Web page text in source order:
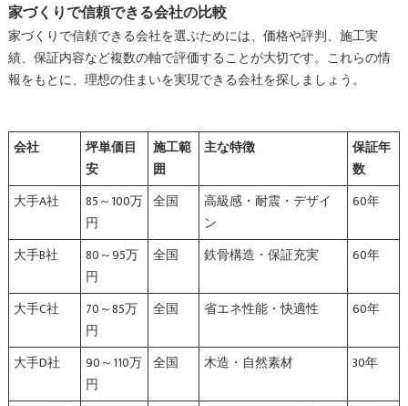
家づくりで信頼できる会社の比較
家づくりで信頼できる会社を選ぶためには、価格や評判、施工実
績、保証内容など複数の軸で評価することが大切です。これらの情
報をもとに、理想の住まいを実現できる会社を探しましょう。
会社
坪単価目
安
施工範
囲
主な特徴
保証年
数
大手A社
85～100万
円
全国
高級感・耐震・デザイ
ン
60年
大手B社
80～95万
円
全国 鉄骨構造・保証充実 60年
大手C社
70～85万
円
全国 省エネ性能・快適性 60年
大手D社
90～110万
円
全国 木造・自然素材 30年